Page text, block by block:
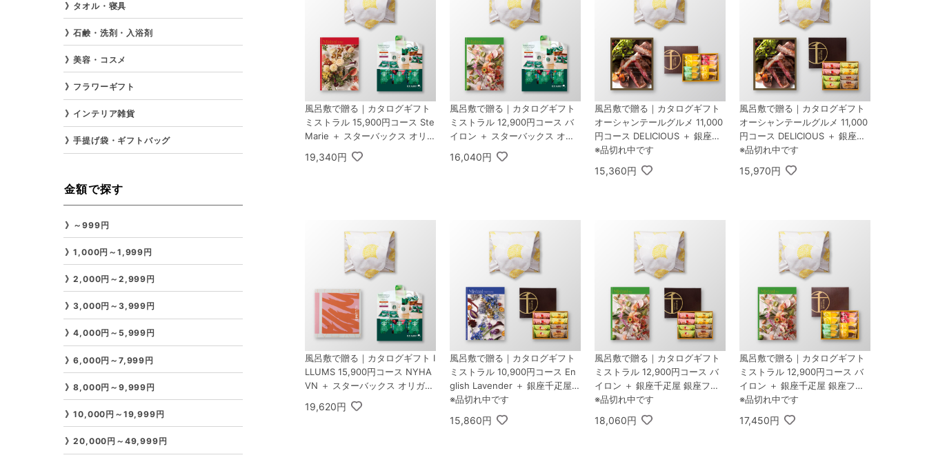
風呂敷で贈る｜カタログギフト
ミストラル 15,900円コース Ste
Marie ＋ スターバックス オリガ
ミ パーソナルドリップ コーヒー
ギフトA
19,340円
風呂敷で贈る｜カタログギフト
ミストラル 12,900円コース バ
イロン ＋ スターバックス オリ
ガミ パーソナルドリップ コーヒ
ーギフトA
16,040円
風呂敷で贈る｜カタログギフト
オーシャンテールグルメ 11,000
円コース DELICIOUS ＋ 銀座千
疋屋 銀座フルーツクーヘン 8個
※品切れ中です
15,360円
風呂敷で贈る｜カタログギフト
オーシャンテールグルメ 11,000
円コース DELICIOUS ＋ 銀座千
疋屋 銀座フルーツフィナンシェ
※品切れ中です
15,970円
風呂敷で贈る｜カタログギフト I
LLUMS 15,900円コース NYHA
VN ＋ スターバックス オリガミ
パーソナルドリップ コーヒーギ
フトA
19,620円
風呂敷で贈る｜カタログギフト
ミストラル 10,900円コース En
glish Lavender ＋ 銀座千疋屋
銀座フルーツフィナンシェ 8個
※品切れ中です
15,860円
風呂敷で贈る｜カタログギフト
ミストラル 12,900円コース バ
イロン ＋ 銀座千疋屋 銀座フル
ーツフィナンシェ 8個入
※品切れ中です
18,060円
風呂敷で贈る｜カタログギフト
ミストラル 12,900円コース バ
イロン ＋ 銀座千疋屋 銀座フル
ーツクーヘン 8個入
※品切れ中です
17,450円
タオル・寝具
石鹸・洗剤・入浴剤
美容・コスメ
フラワーギフト
インテリア雑貨
手提げ袋・ギフトバッグ
金額で探す
～999円
1,000円～1,999円
2,000円～2,999円
3,000円～3,999円
4,000円～5,999円
6,000円～7,999円
8,000円～9,999円
10,000円～19,999円
20,000円～49,999円